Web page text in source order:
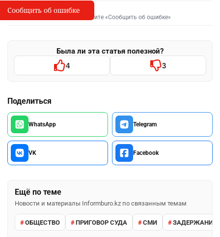
I
Сообщить об опечатке
Выделите фрагмент и нажмите «Сообщить об ошибке»
Была ли эта статья полезной?
4 3
Поделиться
WhatsApp Telegram
VK Facebook
Ещё по теме
Новости и материалы Informburo.kz по связанным темам
ОБЩЕСТВО ПРИГОВОР СУДА СМИ ЗАДЕРЖАНИЕ
Сообщить об ошибке